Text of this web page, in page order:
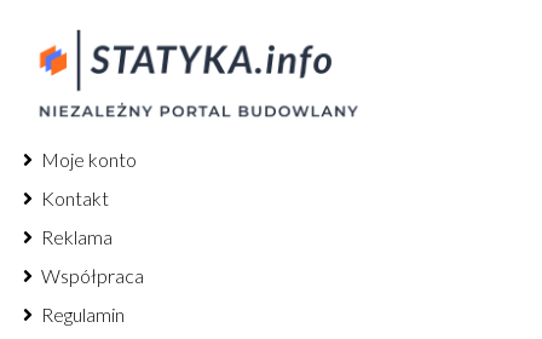
Moje konto
Kontakt
Reklama
Współpraca
Regulamin